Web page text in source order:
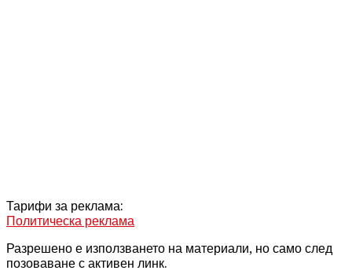
Тарифи за реклама:
Политическа реклама
Разрешено е използването на материали, но само след
позоваване с активен линк.